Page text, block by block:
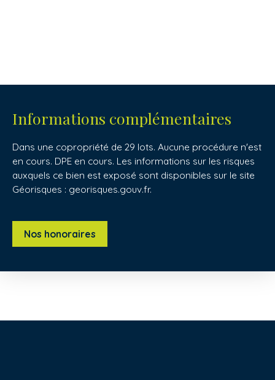
Informations complémentaires
Dans une copropriété de 29 lots. Aucune procédure n'est
en cours. DPE en cours. Les informations sur les risques
auxquels ce bien est exposé sont disponibles sur le site
Géorisques : georisques.gouv.fr.
Nos honoraires